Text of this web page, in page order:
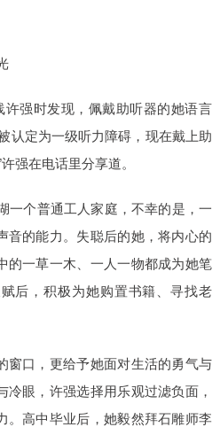
强时发现，佩戴助听器的她语言
认定为一级听力障碍，现在戴上助
强在电话里分享道。
一个普通工人家庭，不幸的是，一
音的能力。失聪后的她，将内心的
的一草一木、一人一物都成为她笔
后，积极为她购置书籍、寻找老
窗口，更给予她面对生活的勇气与
眼，许强选择用乐观过滤负面，
。高中毕业后，她毅然拜石雕师李